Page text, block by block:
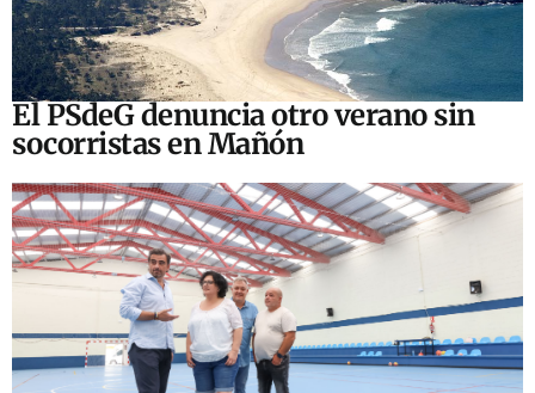
El PSdeG denuncia otro verano sin
socorristas en Mañón